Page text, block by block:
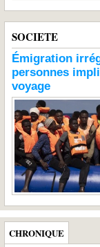
SOCIETE
Émigration
personnes
voyage
CHRONIQUE